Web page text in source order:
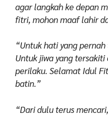
agar langkah ke depan
fitri, mohon maaf lahir
“Untuk hati yang
Untuk jiwa yang tersakiti
perilaku. Selamat Idul
batin.”
“Dari dulu terus